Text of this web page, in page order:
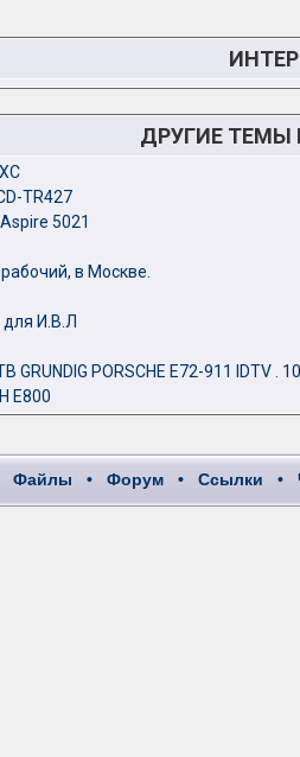
ДРУГИЕ ТЕМЫ
TR427
5021
в Москве.
И.В.Л
GRUNDIG PORSCHE E72-911 IDTV .
E800
Файлы • Форум • Ссылки •